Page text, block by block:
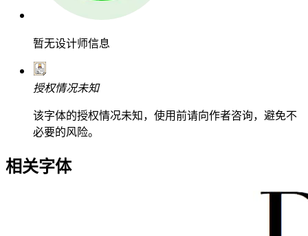
暂无设计师信息
授权情况未知
该字体的授权情况未知，使用前请向作者咨询，避免不
必要的风险。
相关字体